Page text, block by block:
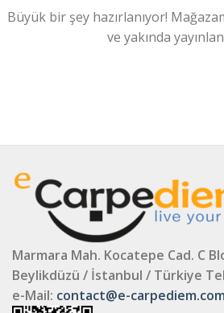
Büyük bir şey hazırlanıyor!
ve yakında
Marmara Mah. Kocatepe Cad. C
Beylikdüzü / İstanbul / Türkiye
e-Mail: contact@e-carpediem.com